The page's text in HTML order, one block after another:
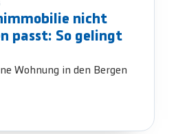
nicht
passt: So gelingt
Wohnung in den Bergen